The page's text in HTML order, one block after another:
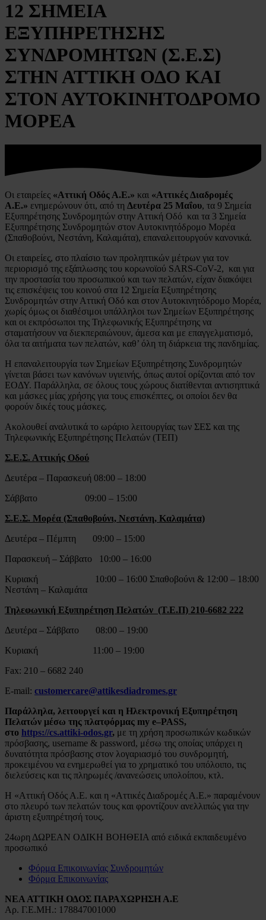
12 ΣΗΜΕΙΑ
ΕΞΥΠΗΡΕΤΗΣΗΣ
ΣΥΝΔΡΟΜΗΤΩΝ (Σ.Ε.Σ)
ΣΤΗΝ ΑΤΤΙΚΗ ΟΔΟ ΚΑΙ
ΣΤΟΝ ΑΥΤΟΚΙΝΗΤΟΔΡΟΜΟ
ΜΟΡΕΑ
Οι εταιρείες «Αττική Οδός Α.Ε.» και «Αττικές Διαδρομές
Α.Ε.» ενημερώνουν ότι, από τη Δευτέρα 25 Μαΐου, τα 9 Σημεία
Εξυπηρέτησης Συνδρομητών στην Αττική Οδό και τα 3 Σημεία
Εξυπηρέτησης Συνδρομητών στον Αυτοκινητόδρομο Μορέα
(Σπαθοβούνι, Νεστάνη, Καλαμάτα), επαναλειτουργούν κανονικά.
Οι εταιρείες, στο πλαίσιο των προληπτικών μέτρων για τον
περιορισμό της εξάπλωσης του κορωνοϊού SARS-CoV-2, και για
την προστασία του προσωπικού και των πελατών, είχαν διακόψει
τις επισκέψεις του κοινού στα 12 Σημεία Εξυπηρέτησης
Συνδρομητών στην Αττική Οδό και στον Αυτοκινητόδρομο Μορέα,
χωρίς όμως οι διαθέσιμοι υπάλληλοι των Σημείων Εξυπηρέτησης
και οι εκπρόσωποι της Τηλεφωνικής Εξυπηρέτησης να
σταματήσουν να διεκπεραιώνουν, άμεσα και με επαγγελματισμό,
όλα τα αιτήματα των πελατών, καθ’ όλη τη διάρκεια της πανδημίας.
Η επαναλειτουργία των Σημείων Εξυπηρέτησης Συνδρομητών
γίνεται βάσει των κανόνων υγιεινής, όπως αυτοί ορίζονται από τον
ΕΟΔΥ. Παράλληλα, σε όλους τους χώρους διατίθενται αντισηπτικά
και μάσκες μίας χρήσης για τους επισκέπτες, οι οποίοι δεν θα
φορούν δικές τους μάσκες.
Ακολουθεί αναλυτικά το ωράριο λειτουργίας των ΣΕΣ και της
Τηλεφωνικής Εξυπηρέτησης Πελατών (ΤΕΠ)
Σ.Ε.Σ. Αττικής Οδού
Δευτέρα – Παρασκευή 08:00 – 18:00
Σάββατο 09:00 – 15:00
Σ.Ε.Σ. Μορέα (Σπαθοβούνι, Νεστάνη, Καλαμάτα)
Δευτέρα – Πέμπτη 09:00 – 15:00
Παρασκευή – Σάββατο 10:00 – 16:00
Κυριακή 10:00 – 16:00 Σπαθοβούνι & 12:00 – 18:00
Νεστάνη – Καλαμάτα
Τηλεφωνική Εξυπηρέτηση Πελατών (Τ.Ε.Π) 210-6682 222
Δευτέρα – Σάββατο 08:00 – 19:00
Κυριακή 11:00 – 19:00
Fax: 210 – 6682 240
E-mail: customercare@attikesdiadromes.gr
Παράλληλα, λειτουργεί και η Ηλεκτρονική Εξυπηρέτηση
Πελατών μέσω της πλατφόρμας my e–PASS,
στο https://cs.attiki-odos.gr, με τη χρήση προσωπικών κωδικών
πρόσβασης, username & password, μέσω της οποίας υπάρχει η
δυνατότητα πρόσβασης στον λογαριασμό του συνδρομητή,
προκειμένου να ενημερωθεί για το χρηματικό του υπόλοιπο, τις
διελεύσεις και τις πληρωμές /ανανεώσεις υπολοίπου, κτλ.
Η «Αττική Οδός Α.Ε. και η «Αττικές Διαδρομές Α.Ε.» παραμένουν
στο πλευρό των πελατών τους και φροντίζουν ανελλιπώς για την
άριστη εξυπηρέτησή τους.
24ωρη ΔΩΡΕΑΝ ΟΔΙΚΗ ΒΟΗΘΕΙΑ από ειδικά εκπαιδευμένο
προσωπικό
Φόρμα Επικοινωνίας Συνδρομητών
Φόρμα Επικοινωνίας
ΝΕΑ ΑΤΤΙΚΗ ΟΔΟΣ ΠΑΡΑΧΩΡΗΣΗ Α.Ε
Αρ. Γ.Ε.ΜΗ.: 178847001000